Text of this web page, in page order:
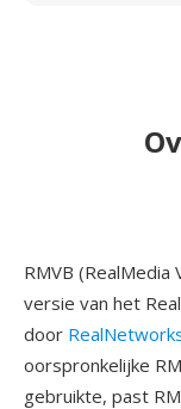
RMVB
versie van het
door
oorspronkelijke
gebruikte, past